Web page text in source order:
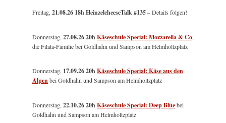
Freitag, 21.08.26 18h HeinzelcheeseTalk #135– Details folgen!
Donnerstag, 27.08.26 20hKäseschule Special: Mozzarella & Co
die Filata-Familie bei Goldhahn und Sampson am Helmholtzplatz
Donnerstag, 17.09.26 20hKäseschule Special: Käse aus den
Alpenbei Goldhahn und Sampson am Helmholtzplatz
Donnerstag, 22.10.26 20hKäseschule Special: Deep Bluebei
Goldhahn und Sampson am Helmholtzplatz